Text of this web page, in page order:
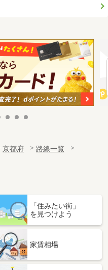
京都府
路線一覧
「住みたい街」
を見つけよう
家賃相場